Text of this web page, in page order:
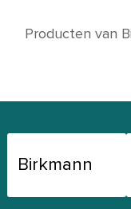
Producten van